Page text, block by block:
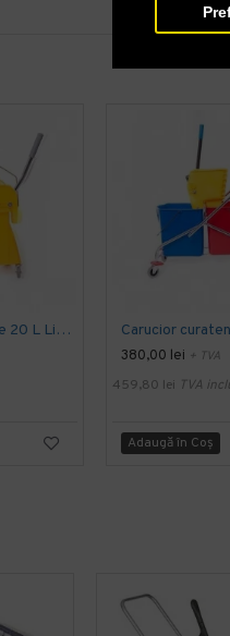
Carucior Curatenie 20 L Limpio, 3.0 kg, 46x27x29cm
380,00 lei + TVA
459,80 lei TVA
Adaugă în Coş